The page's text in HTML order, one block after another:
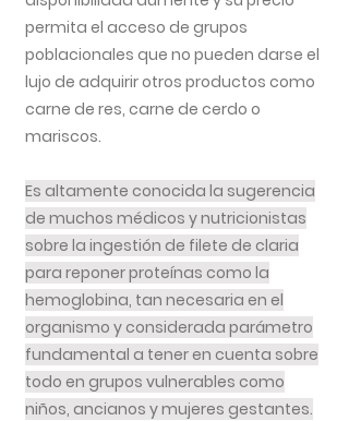
permita el acceso de grupos
poblacionales que no pueden darse el
lujo de adquirir otros productos como
carne de res, carne de cerdo o
mariscos.
Es altamente conocida la sugerencia
de muchos médicos y nutricionistas
sobre la ingestión de filete de claria
para reponer proteínas como la
hemoglobina, tan necesaria en el
organismo y considerada parámetro
fundamental a tener en cuenta sobre
todo en grupos vulnerables como
niños, ancianos y mujeres gestantes.